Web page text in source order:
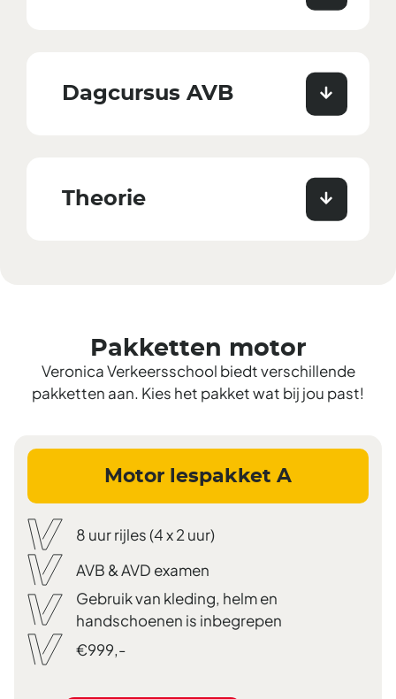
Dagcursus AVB
Theorie
Pakketten motor
Veronica Verkeersschool biedt verschillende
pakketten aan. Kies het pakket wat bij jou past!
Motor lespakket A
8 uur rijles (4 x 2 uur)
AVB & AVD examen
Gebruik van kleding, helm en
handschoenen is inbegrepen
€999,-